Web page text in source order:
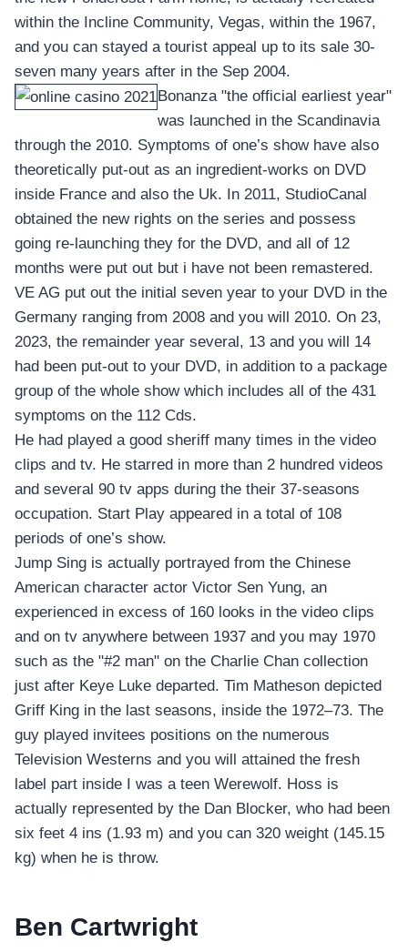
อุปกรณ์เพื่อความบันเทิง
อุปกรณ์เพื่อความบันเทิง
หูฟัง
ลำโพง
โทรทัศน์
สินค้าตามแบรนด์
within the Incline Community, Vegas, within the 1967,
and you can stayed a tourist appeal up to its sale 30-
seven many years after in the Sep 2004.
Bonanza "the official earliest year"
was launched in the Scandinavia
through the 2010. Symptoms of one’s show have also
theoretically put-out as an ingredient-works on DVD
inside France and also the Uk. In 2011, StudioCanal
obtained the new rights on the series and possess
going re-launching they for the DVD, and all of 12
months were put out but i have not been remastered.
VE AG put out the initial seven year to your DVD in the
Germany ranging from 2008 and you will 2010. On 23,
2023, the remainder year several, 13 and you will 14
had been put-out to your DVD, in addition to a package
group of the whole show which includes all of the 431
symptoms on the 112 Cds.
He had played a good sheriff many times in the video
clips and tv. He starred in more than 2 hundred videos
and several 90 tv apps during the their 37-seasons
occupation. Start Play appeared in a total of 108
periods of one’s show.
Jump Sing is actually portrayed from the Chinese
American character actor Victor Sen Yung, an
experienced in excess of 160 looks in the video clips
and on tv anywhere between 1937 and you may 1970
such as the "#2 man" on the Charlie Chan collection
just after Keye Luke departed. Tim Matheson depicted
Griff King in the last seasons, inside the 1972–73. The
guy played invitees positions on the numerous
Television Westerns and you will attained the fresh
label part inside I was a teen Werewolf. Hoss is
actually represented by the Dan Blocker, who had been
six feet 4 ins (1.93 m) and you can 320 weight (145.15
kg) when he is throw.
Ben Cartwright